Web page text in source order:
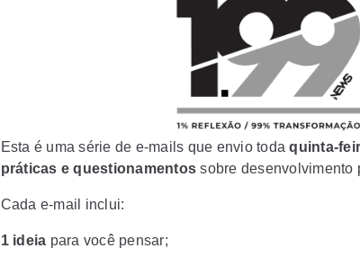
Esta é uma série de e-mails que envio todaquinta-
práticas e questionamentossobre desenvolvimento
Cada e-mail inclui:
1 ideia para você pensar;